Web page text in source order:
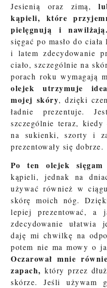
Jesienią oraz zimą,
kąpieli, które
pielęgnują i nawilżają.
sięgać po masło do
i latem zdecydowanie
ciało, szczególnie na
porach roku wymagają
olejek utrzymuje
mojej skóry, dzięki
ładnie prezentuje.
szczególnie teraz, kiedy
na sukienki, szorty i
prezentowały się dobrze.
Po ten olejek sięgam
kąpieli, jednak na
używać również w
skórę moich nóg.
lepiej prezentować, a
zdecydowanie ułatwia
daję mi chwilkę na
potem nie ma mowy o
Oczarował mnie
zapach,który przez
skórze. Jeśli